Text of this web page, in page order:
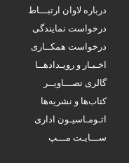
درباره لاوان ارتبـــاط
درخواست نمایندگی
درخواست همکــاری
اخـبـار و رویـدادهــا
گالری تصـــاویــر
کتاب‌ها و نشریه‌ها
اتـومـاسیـون اداری
ســـایـت مـــپ